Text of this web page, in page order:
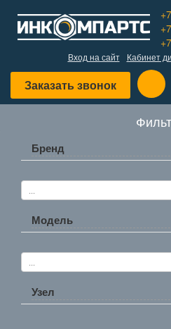
Вход на сайт Кабинет
Заказать звонок
Бренд
Модель
Узел